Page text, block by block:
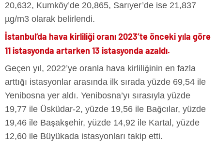
20,632, Kumköy’de 20,865, Sarıyer’de ise 21,837
µg/m3 olarak belirlendi.
İstanbul’da hava kirliliği oranı 2023’te önceki yıla göre
11 istasyonda artarken 13 istasyonda azaldı.
Geçen yıl, 2022’ye oranla hava kirliliğinin en fazla
arttığı istasyonlar arasında ilk sırada yüzde 69,54 ile
Yenibosna yer aldı. Yenibosna’yı sırasıyla yüzde
19,77 ile Üsküdar-2, yüzde 19,56 ile Bağcılar, yüzde
19,46 ile Başakşehir, yüzde 14,92 ile Kartal, yüzde
12,60 ile Büyükada istasyonları takip etti.